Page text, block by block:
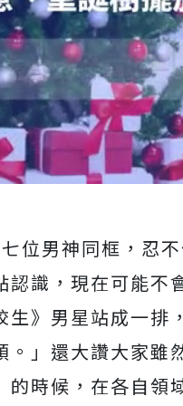
位男神同框，忍
認識，現在可能
生》男星站成一排
。」還大讚大家雖
的時候，在各自